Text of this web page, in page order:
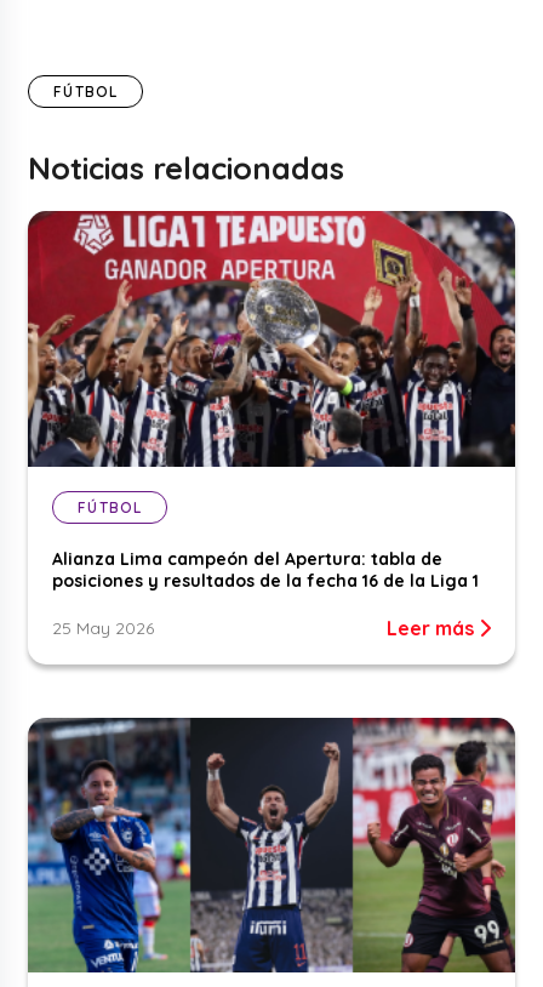
FÚTBOL
Noticias relacionadas
FÚTBOL
Alianza Lima campeón del Apertura: tabla de
posiciones y resultados de la fecha 16 de la Liga 1
25 May 2026 Leer más